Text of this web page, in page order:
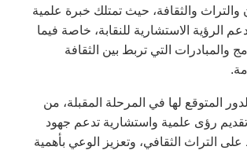
والثقافة، حيث تمتلك خبرة علمية
الرؤية الاستشارية للنقابة، خاصة فيما
والمبادرات التي تربط بين الثقافة
المتوقع لها في المرحلة المقبلة، من
رؤى علمية واستشارية تدعم جهود
على التراث الثقافي، وتعزيز الوعي بأهمية